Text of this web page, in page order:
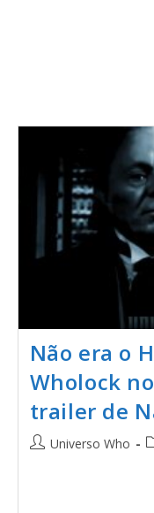
Não era o
Wholock
trailer de
Universo Who